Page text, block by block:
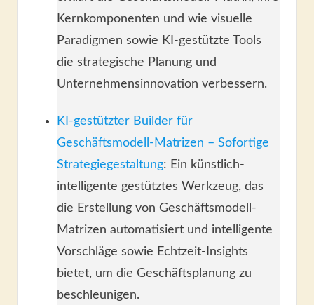
Kernkomponenten und wie visuelle
Paradigmen sowie KI-gestützte Tools
die strategische Planung und
Unternehmensinnovation verbessern.
KI-gestützter Builder für
Geschäftsmodell-Matrizen – Sofortige
Strategiegestaltung: Ein künstlich-
intelligente gestütztes Werkzeug, das
die Erstellung von Geschäftsmodell-
Matrizen automatisiert und intelligente
Vorschläge sowie Echtzeit-Insights
bietet, um die Geschäftsplanung zu
beschleunigen.